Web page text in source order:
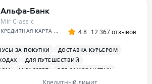
Альфа-Банк
Mir Classic
КРЕДИТНАЯ КАРТА АЛЬФА-БАНКА 4.8 12 367 отзывов
ЗА ПОКУПКИ
ДОСТАВКА КУРЬЕРОМ
ДЛЯ ПУТЕШЕСТВИЙ
MIRACCEPT
ДЛЯ САМОЗАНЯТЫХ
Кредитный лимит